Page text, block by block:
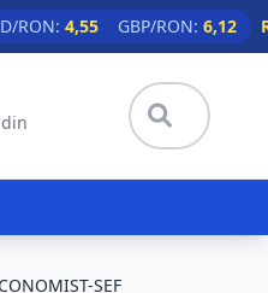
RON: 4,55 GBP/RON: 6,12
SEF